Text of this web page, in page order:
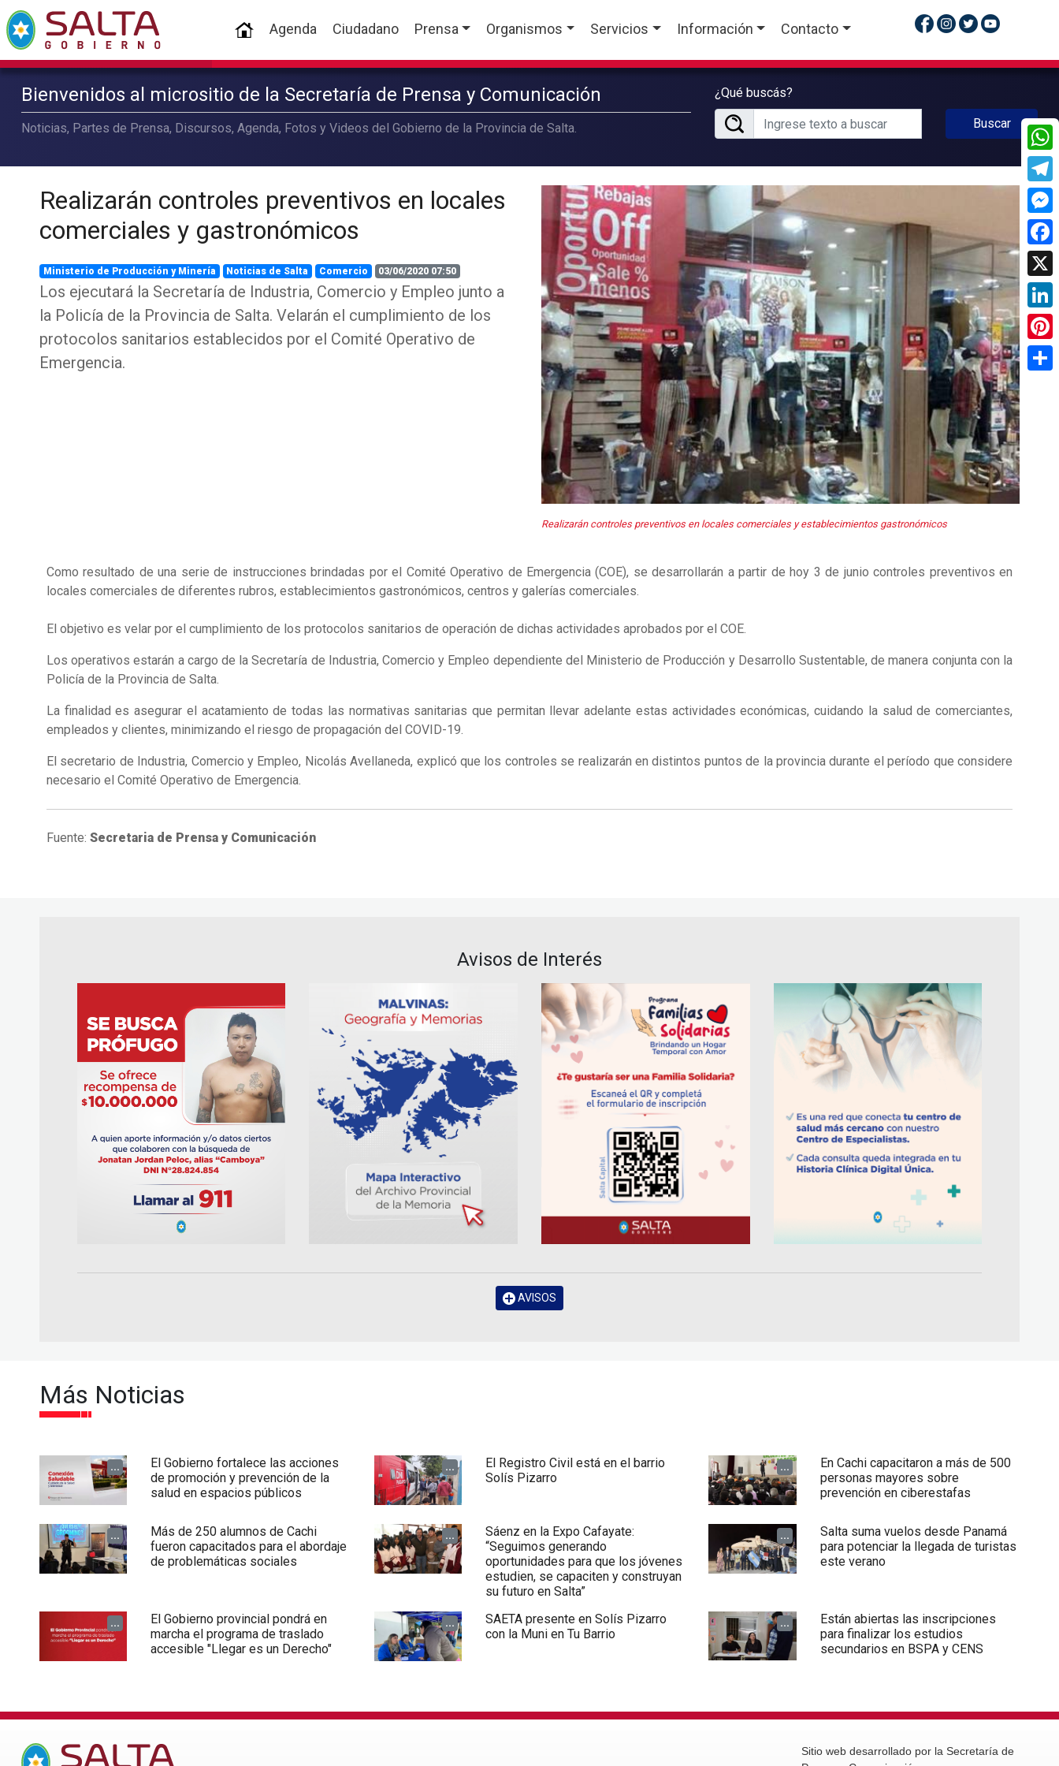
(current)
Agenda Ciudadano Prensa Organismos Servicios Información Contacto
Bienvenidos al micrositio de la Secretaría de Prensa y Comunicación
Noticias, Partes de Prensa, Discursos, Agenda, Fotos y Videos del Gobierno de la Provincia de Salta.
¿Qué buscás?
Buscar
Realizarán controles preventivos en locales
comerciales y gastronómicos
Ministerio de Producción y Minería Noticias de Salta Comercio 03/06/2020 07:50
Los ejecutará la Secretaría de Industria, Comercio y Empleo junto a
la Policía de la Provincia de Salta. Velarán el cumplimiento de los
protocolos sanitarios establecidos por el Comité Operativo de
Emergencia.
Realizarán controles preventivos en locales comerciales y establecimientos gastronómicos
Como resultado de una serie de instrucciones brindadas por el Comité Operativo de Emergencia (COE), se desarrollarán a partir de hoy 3 de junio controles preventivos en
locales comerciales de diferentes rubros, establecimientos gastronómicos, centros y galerías comerciales.
El objetivo es velar por el cumplimiento de los protocolos sanitarios de operación de dichas actividades aprobados por el COE.
Los operativos estarán a cargo de la Secretaría de Industria, Comercio y Empleo dependiente del Ministerio de Producción y Desarrollo Sustentable, de manera conjunta con la
Policía de la Provincia de Salta.
La finalidad es asegurar el acatamiento de todas las normativas sanitarias que permitan llevar adelante estas actividades económicas, cuidando la salud de comerciantes,
empleados y clientes, minimizando el riesgo de propagación del COVID-19.
El secretario de Industria, Comercio y Empleo, Nicolás Avellaneda, explicó que los controles se realizarán en distintos puntos de la provincia durante el período que considere
necesario el Comité Operativo de Emergencia.
Fuente: Secretaria de Prensa y Comunicación
Avisos de Interés
AVISOS
Más Noticias
...
El Gobierno fortalece las acciones
de promoción y prevención de la
salud en espacios públicos
...
El Registro Civil está en el barrio
Solís Pizarro
...
En Cachi capacitaron a más de 500
personas mayores sobre
prevención en ciberestafas
...
Más de 250 alumnos de Cachi
fueron capacitados para el abordaje
de problemáticas sociales
...
Sáenz en la Expo Cafayate:
“Seguimos generando
oportunidades para que los jóvenes
estudien, se capaciten y construyan
su futuro en Salta”
...
Salta suma vuelos desde Panamá
para potenciar la llegada de turistas
este verano
...
El Gobierno provincial pondrá en
marcha el programa de traslado
accesible "Llegar es un Derecho"
...
SAETA presente en Solís Pizarro
con la Muni en Tu Barrio
...
Están abiertas las inscripciones
para finalizar los estudios
secundarios en BSPA y CENS
Sitio web desarrollado por la Secretaría de
X